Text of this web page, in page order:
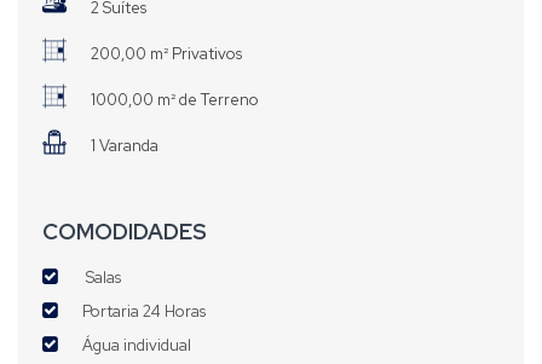
2 Suítes
200,00 m² Privativos
1000,00 m² de Terreno
1 Varanda
COMODIDADES
Salas
Portaria 24 Horas
Água individual